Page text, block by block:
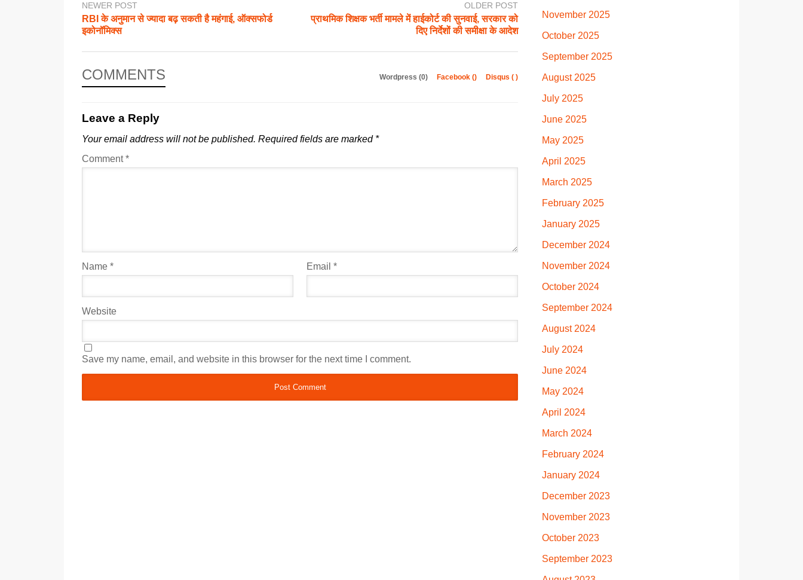
NEWER POST
RBI के अनुमान से ज्यादा बढ़ सकती है महंगाई, ऑक्सफोर्ड
इकोनॉमिक्स
OLDER POST
प्राथमिक शिक्षक भर्ती मामले में हाईकोर्ट की सुनवाई, सरकार को
दिए निर्देशों की समीक्षा के आदेश
COMMENTS Wordpress (0) Facebook () Disqus ( )
Leave a Reply
Your email address will not be published. Required fields are marked *
Comment*
Name * Email *
Website
Save my name, email, and website in this browser for the next time I comment.
November 2025
October 2025
September 2025
August 2025
July 2025
June 2025
May 2025
April 2025
March 2025
February 2025
January 2025
December 2024
November 2024
October 2024
September 2024
August 2024
July 2024
June 2024
May 2024
April 2024
March 2024
February 2024
January 2024
December 2023
November 2023
October 2023
September 2023